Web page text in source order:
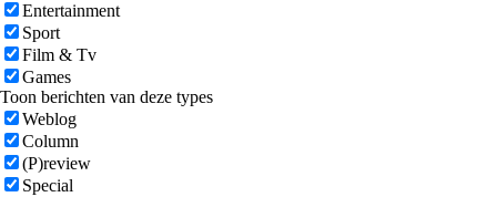
Entertainment
Sport
Film & Tv
Games
Toon berichten van deze types
Weblog
Column
(P)review
Special